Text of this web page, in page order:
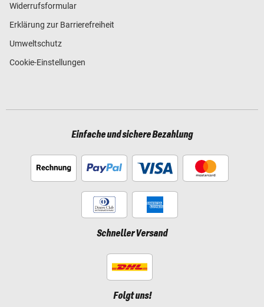
Widerrufsformular
Erklärung zur Barrierefreiheit
Umweltschutz
Cookie-Einstellungen
Einfache und sichere Bezahlung
Schneller Versand
Folgt uns!